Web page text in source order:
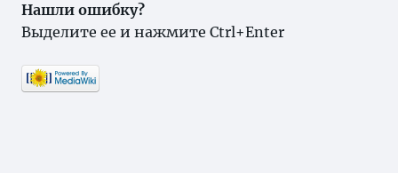
Нашли ошибку?
Выделите ее и нажмите Ctrl+Enter